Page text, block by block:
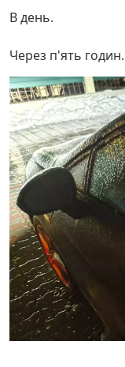
В день.
Через п'ять годин.